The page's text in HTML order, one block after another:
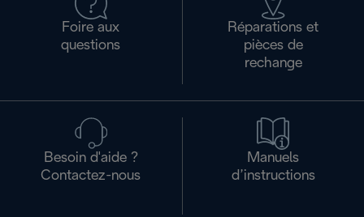
Foire aux
questions
Réparations et
pièces de
rechange
Besoin d'aide ?
Contactez-nous
Manuels
d’instructions